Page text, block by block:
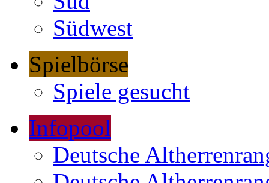
Südwest
Spielbörse
Spiele gesucht
Infopool
Deutsche